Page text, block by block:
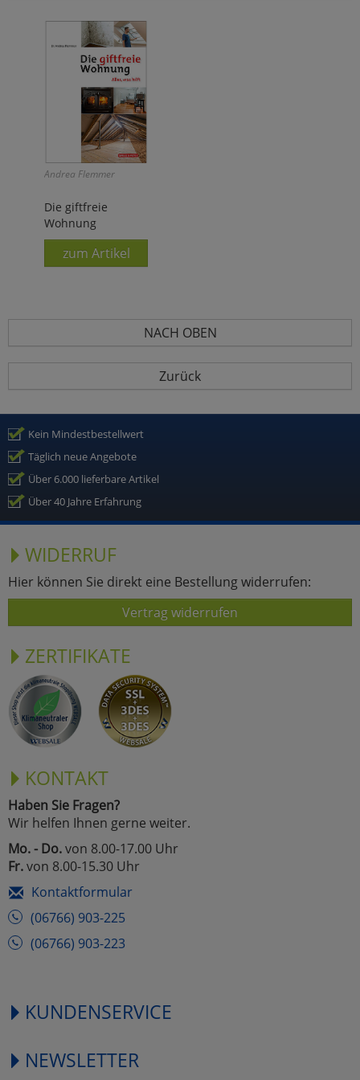
Andrea Flemmer
Die giftfreie
Wohnung
zum Artikel
NACH OBEN
Zurück
Kein Mindestbestellwert
Täglich neue Angebote
Über 6.000 lieferbare Artikel
Über 40 Jahre Erfahrung
WIDERRUF
Hier können Sie direkt eine Bestellung widerrufen:
Vertrag widerrufen
ZERTIFIKATE
KONTAKT
Haben Sie Fragen?
Wir helfen Ihnen gerne weiter.
Mo. - Do.von 8.00-17.00 Uhr
Fr.von 8.00-15.30 Uhr
Kontaktformular
(06766) 903-225
(06766) 903-223
KUNDENSERVICE
NEWSLETTER